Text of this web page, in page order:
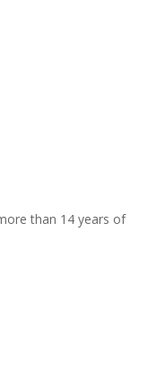
than 14 years of